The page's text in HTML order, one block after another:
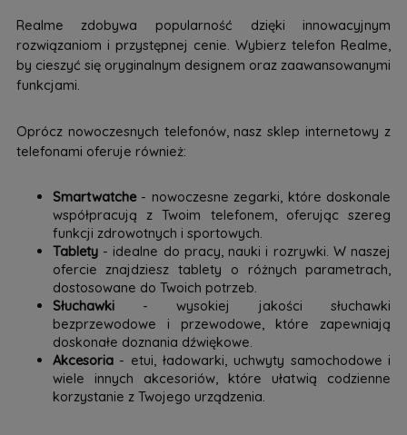
Realme zdobywa popularność dzięki innowacyjnym
rozwiązaniom i przystępnej cenie. Wybierz telefon Realme,
by cieszyć się oryginalnym designem oraz zaawansowanymi
funkcjami.
Oprócz nowoczesnych telefonów, nasz sklep internetowy z
telefonami oferuje również:
Smartwatche- nowoczesne zegarki, które doskonale
współpracują z Twoim telefonem, oferując szereg
funkcji zdrowotnych i sportowych.
Tablety- idealne do pracy, nauki i rozrywki. W naszej
ofercie znajdziesz tablety o różnych parametrach,
dostosowane do Twoich potrzeb.
Słuchawki- wysokiej jakości słuchawki
bezprzewodowe i przewodowe, które zapewniają
doskonałe doznania dźwiękowe.
Akcesoria- etui, ładowarki, uchwyty samochodowe i
wiele innych akcesoriów, które ułatwią codzienne
korzystanie z Twojego urządzenia.